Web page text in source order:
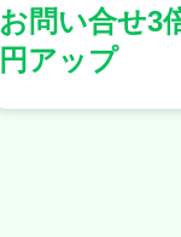
売上1,000万